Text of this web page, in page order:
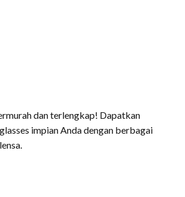
dan terlengkap! Dapatkan
impian Anda dengan berbagai